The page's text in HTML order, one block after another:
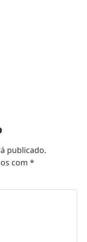
publicado.
com *